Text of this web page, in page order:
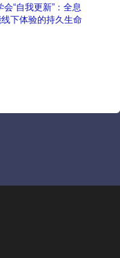
会“自我更新”：全息
下体验的持久生命